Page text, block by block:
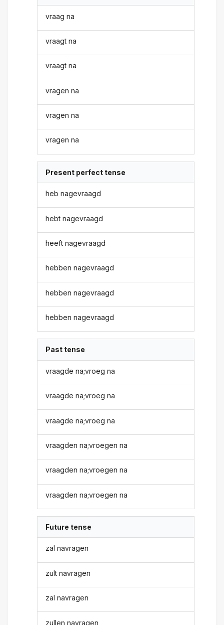
vraag na
vraagt na
vraagt na
vragen na
vragen na
vragen na
Present perfect tense
heb nagevraagd
hebt nagevraagd
heeft nagevraagd
hebben nagevraagd
hebben nagevraagd
hebben nagevraagd
Past tense
vraagde na;vroeg na
vraagde na;vroeg na
vraagde na;vroeg na
vraagden na;vroegen na
vraagden na;vroegen na
vraagden na;vroegen na
Future tense
zal navragen
zult navragen
zal navragen
zullen navragen